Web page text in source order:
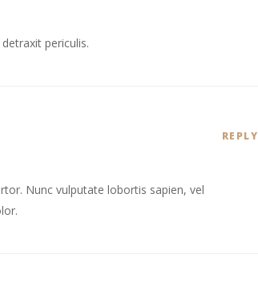
periculis.
REPLY
Nunc vulputate lobortis sapien, vel